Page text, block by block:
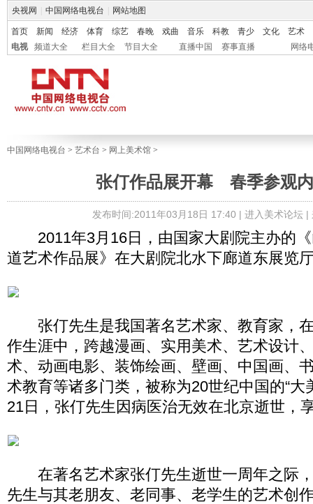
央视网 中国网络电视台 网站地图
首页 新闻 经济 体育 综艺 春晚 戏曲 音乐 科教 青少 文化
艺术
电视
频道大全 栏目大全 节目大全 直播中国 赛事直播 网络
中国网络电视台 > 艺术台 > 网上美术馆 >
张仃作品展开幕 春季参观
发布时间:2011年03月18日 17:40 | 进入美术论坛|
2011年3月16日，由国家大剧院主办的
道艺术作品展》在大剧院北水下廊道东展览
张仃先生是我国著名艺术家、教育家，
作生涯中，跨越漫画、实用美术、艺术设计
术、动画电影、装饰绘画、壁画、中国画、
术教育等诸多门类，被称为20世纪中国的“大
21日，张仃先生因病医治无效在北京逝世，
在著名艺术家张仃先生逝世一周年之际
先生与其老朋友、老同事、老学生的艺术创